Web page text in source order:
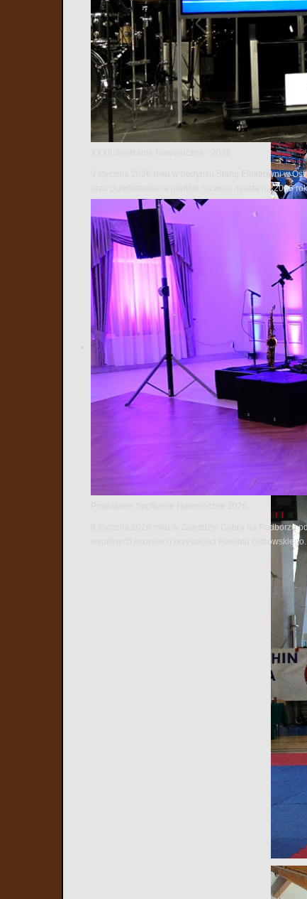
9 stycznia 2026 roku w budynku Starej Elektrowni w
oraz przedstawienia planów rozwoju miasta na 2026
8 stycznia 2026 roku w Zajeździe Cobra na Podborzu
wspólnych rozmów o przyszłości Powiatu Ostrowskiego.
Przed
Ostrowi